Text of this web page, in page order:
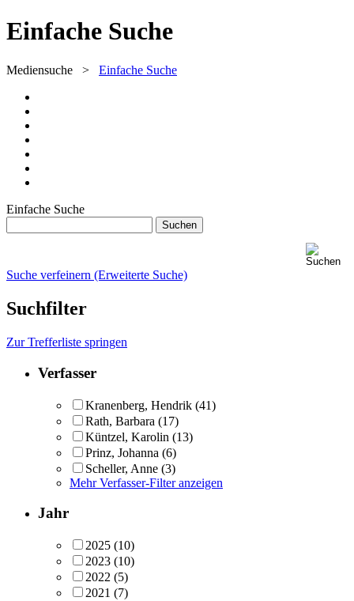
Einfache Suche
Mediensuche > Einfache Suche
Einfache Suche
Suche verfeinern (Erweiterte Suche)
Suchfilter
Zur Trefferliste springen
Verfasser
Kranenberg, Hendrik (41)
Rath, Barbara (17)
Küntzel, Karolin (13)
Prinz, Johanna (6)
Scheller, Anne (3)
Mehr Verfasser-Filter anzeigen
Jahr
2025 (10)
2023 (10)
2022 (5)
2021 (7)